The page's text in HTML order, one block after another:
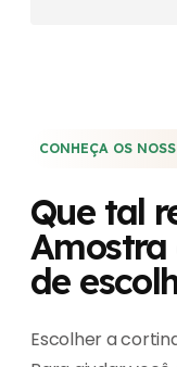
CONHEÇA OS
Que tal
Amostra
de
Escolher a